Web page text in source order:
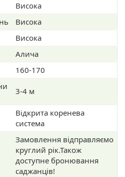
Висока
Висока
Висока
Алича
160-170
3-4 м
Відкрита коренева
система
Замовлення відправляємо
круглий рік.Також
доступне бронювання
саджанців!